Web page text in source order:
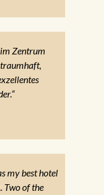
Zentrum
traumhaft,
my best hotel
Two of the